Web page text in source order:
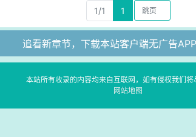
1/1 1
追看新章节，下载本站客户端无广告APP
本站所有收录的内容均来自互联网，如有侵权我们将
网站地图